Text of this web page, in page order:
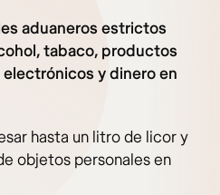
aduaneros estrictos
tabaco, productos
y dinero en
hasta un litro de licor y
objetos personales en